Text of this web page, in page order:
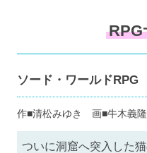
ソード・ワールドRPG
作■清松みゆき 画■牛木義隆
ついに洞窟へ突入した